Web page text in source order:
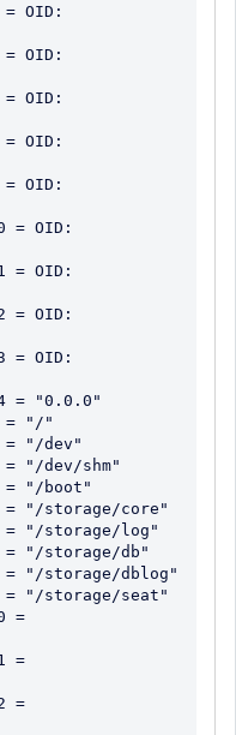
OID:
OID:
OID:
OID:
OID:
= OID:
= OID:
= OID:
= OID:
= "0.0.0"
= "/"
= "/dev"
"/dev/shm"
= "/boot"
"/storage/core"
= "/storage/log"
"/storage/db"
"/storage/dblog"
"/storage/seat"
=
=
=